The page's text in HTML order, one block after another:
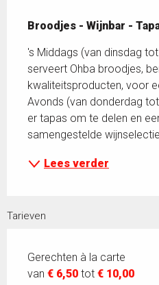
Broodjes - Wijnbar -
's Middags (van dinsdag
serveert Ohba broodjes,
kwaliteitsproducten, voor
Avonds (van donderdag
er tapas om te delen en
samengestelde
Lees verder
Tarieven
Gerechten à la carte
van € 6,50 tot € 10,00